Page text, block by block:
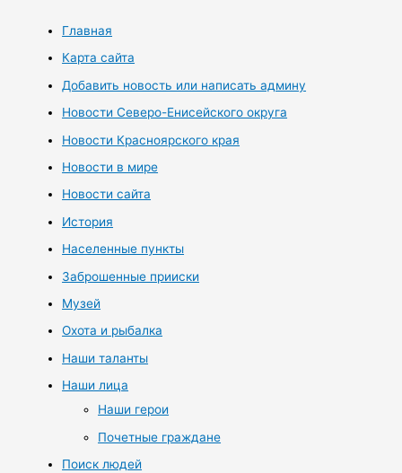
Главная
Карта сайта
Добавить новость или написать админу
Новости Северо-Енисейского округа
Новости Красноярского края
Новости в мире
Новости сайта
История
Населенные пункты
Заброшенные прииски
Музей
Охота и рыбалка
Наши таланты
Наши лица
Наши герои
Почетные граждане
Поиск людей